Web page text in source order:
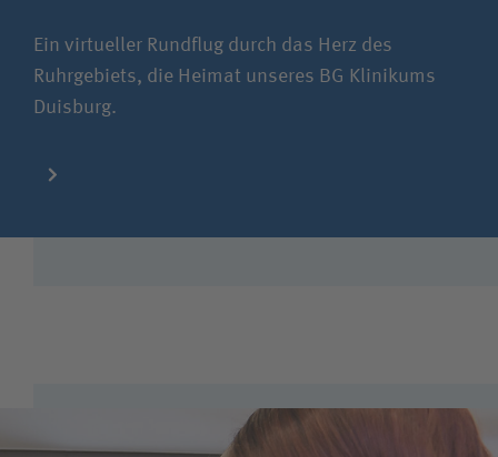
Ein virtueller Rundflug durch das Herz des
Ruhrgebiets, die Heimat unseres BG Klinikums
Duisburg.